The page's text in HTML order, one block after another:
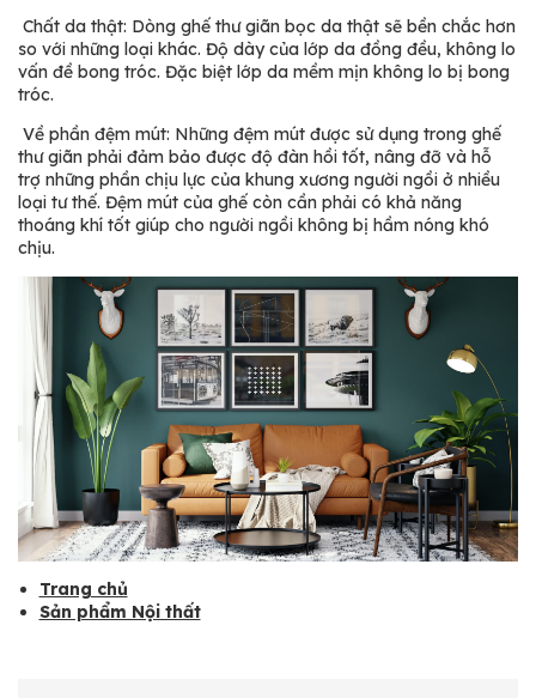
Chất da thật: Dòng ghế thư giãn bọc da thật sẽ bền chắc hơn
so với những loại khác. Độ dày của lớp da đồng đều, không lo
vấn đề bong tróc. Đặc biệt lớp da mềm mịn không lo bị bong
tróc.
Về phần đệm mút: Những đệm mút được sử dụng trong ghế
thư giãn phải đảm bảo được độ đàn hồi tốt, nâng đỡ và hỗ
trợ những phần chịu lực của khung xương người ngồi ở nhiều
loại tư thế. Đệm mút của ghế còn cần phải có khả năng
thoáng khí tốt giúp cho người ngồi không bị hầm nóng khó
chịu.
Trang chủ
Sản phẩm Nội thất